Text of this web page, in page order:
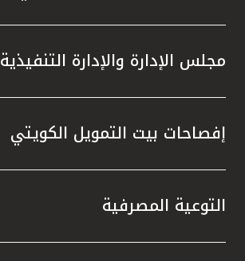
مجلس الإدارة والإدارة التنفيذية
إفصاحات بيت التمويل الكويتي
التوعية المصرفية